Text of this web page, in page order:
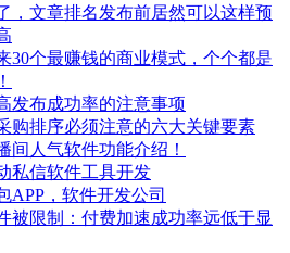
，文章排名发布前居然可以这样预
30个最赚钱的商业模式，个个都是
发布成功率的注意事项
购排序必须注意的六大关键要素
间人气软件功能介绍！
私信软件工具开发
APP，软件开发公司
被限制：付费加速成功率远低于显